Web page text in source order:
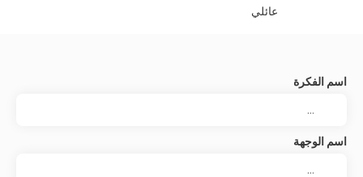
عائلي
اسم الفكرة
اسم الوجهة